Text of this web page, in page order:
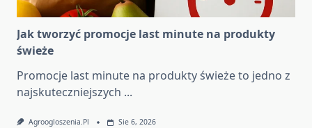
Jak tworzyć promocje last minute na produkty
świeże
Promocje last minute na produkty świeże to jedno z
najskuteczniejszych ...
Agroogloszenia.pl Sie 6, 2026